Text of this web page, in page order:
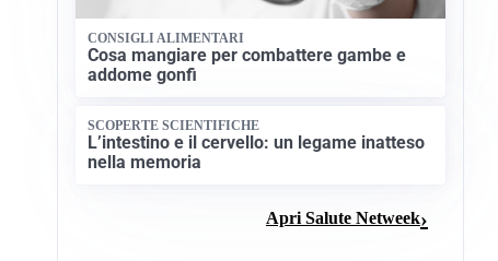
CONSIGLI ALIMENTARI
Cosa mangiare per combattere gambe e
addome gonfi
SCOPERTE SCIENTIFICHE
L’intestino e il cervello: un legame inatteso
nella memoria
Apri Salute Netweek